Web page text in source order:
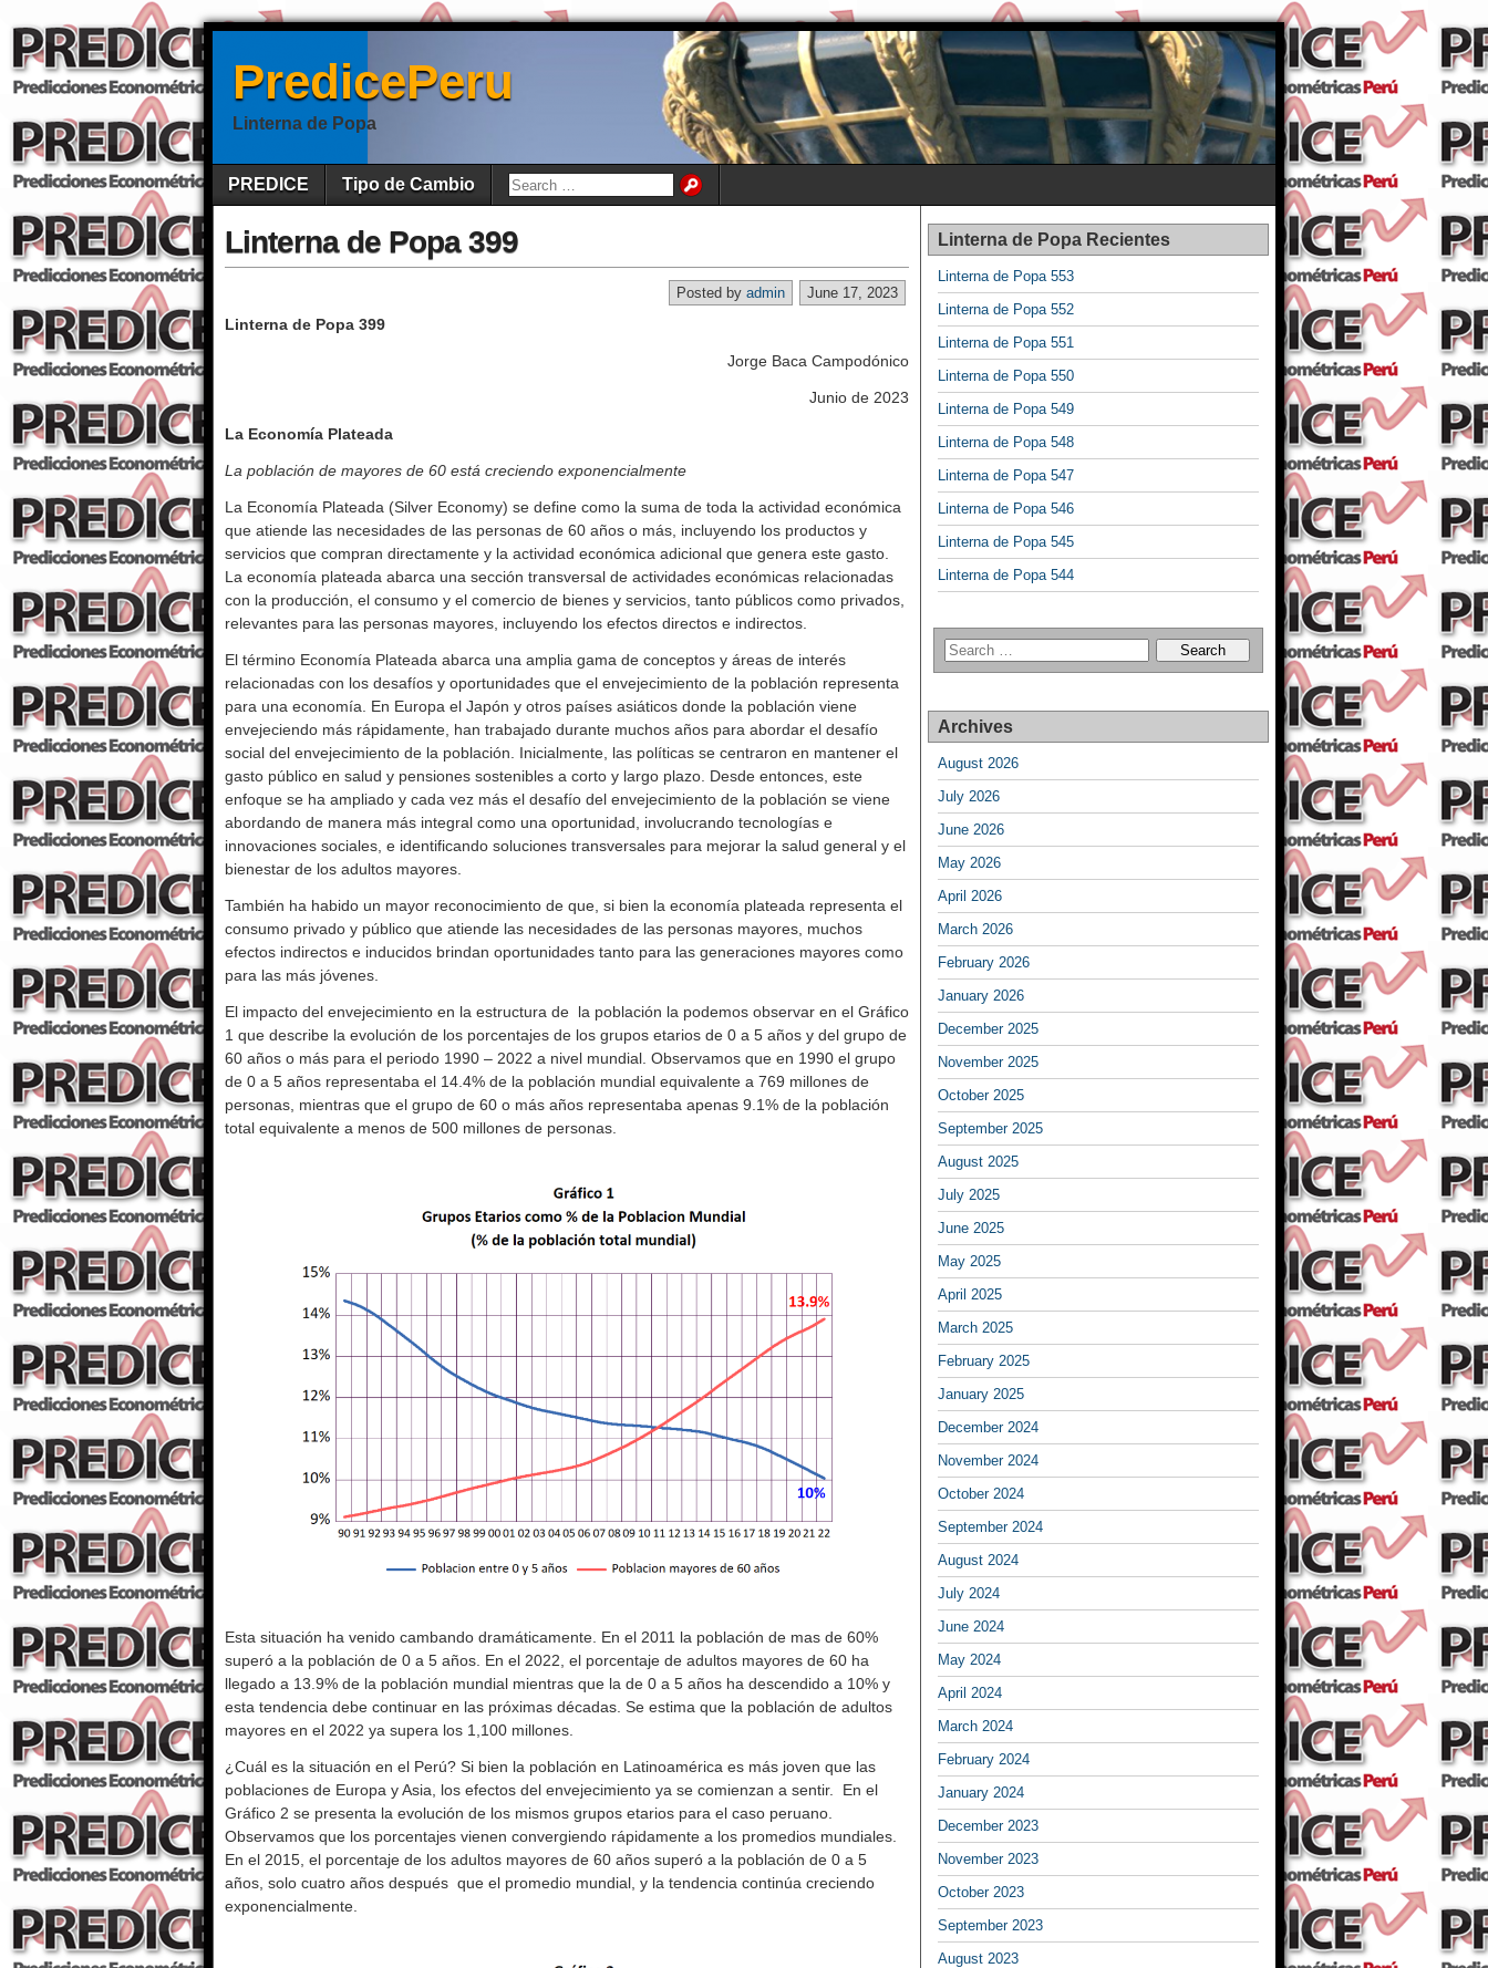
PredicePeru
Linterna de Popa
PREDICE Tipo de Cambio
Linterna de Popa 399
June 17, 2023
Posted by admin
Linterna de Popa 399
Jorge Baca Campodónico
Junio de 2023
La Economía Plateada
La población de mayores de 60 está creciendo exponencialmente
La Economía Plateada (Silver Economy) se define como la suma de toda la actividad económica
que atiende las necesidades de las personas de 60 años o más, incluyendo los productos y
servicios que compran directamente y la actividad económica adicional que genera este gasto.
La economía plateada abarca una sección transversal de actividades económicas relacionadas
con la producción, el consumo y el comercio de bienes y servicios, tanto públicos como privados,
relevantes para las personas mayores, incluyendo los efectos directos e indirectos.
El término Economía Plateada abarca una amplia gama de conceptos y áreas de interés
relacionadas con los desafíos y oportunidades que el envejecimiento de la población representa
para una economía. En Europa el Japón y otros países asiáticos donde la población viene
envejeciendo más rápidamente, han trabajado durante muchos años para abordar el desafío
social del envejecimiento de la población. Inicialmente, las políticas se centraron en mantener el
gasto público en salud y pensiones sostenibles a corto y largo plazo. Desde entonces, este
enfoque se ha ampliado y cada vez más el desafío del envejecimiento de la población se viene
abordando de manera más integral como una oportunidad, involucrando tecnologías e
innovaciones sociales, e identificando soluciones transversales para mejorar la salud general y el
bienestar de los adultos mayores.
También ha habido un mayor reconocimiento de que, si bien la economía plateada representa el
consumo privado y público que atiende las necesidades de las personas mayores, muchos
efectos indirectos e inducidos brindan oportunidades tanto para las generaciones mayores como
para las más jóvenes.
El impacto del envejecimiento en la estructura de la población la podemos observar en el Gráfico
1 que describe la evolución de los porcentajes de los grupos etarios de 0 a 5 años y del grupo de
60 años o más para el periodo 1990 – 2022 a nivel mundial. Observamos que en 1990 el grupo
de 0 a 5 años representaba el 14.4% de la población mundial equivalente a 769 millones de
personas, mientras que el grupo de 60 o más años representaba apenas 9.1% de la población
total equivalente a menos de 500 millones de personas.
Esta situación ha venido cambando dramáticamente. En el 2011 la población de mas de 60%
superó a la población de 0 a 5 años. En el 2022, el porcentaje de adultos mayores de 60 ha
llegado a 13.9% de la población mundial mientras que la de 0 a 5 años ha descendido a 10% y
esta tendencia debe continuar en las próximas décadas. Se estima que la población de adultos
mayores en el 2022 ya supera los 1,100 millones.
¿Cuál es la situación en el Perú? Si bien la población en Latinoamérica es más joven que las
poblaciones de Europa y Asia, los efectos del envejecimiento ya se comienzan a sentir. En el
Gráfico 2 se presenta la evolución de los mismos grupos etarios para el caso peruano.
Observamos que los porcentajes vienen convergiendo rápidamente a los promedios mundiales.
En el 2015, el porcentaje de los adultos mayores de 60 años superó a la población de 0 a 5
años, solo cuatro años después que el promedio mundial, y la tendencia continúa creciendo
exponencialmente.
Linterna de Popa Recientes
Linterna de Popa 553
Linterna de Popa 552
Linterna de Popa 551
Linterna de Popa 550
Linterna de Popa 549
Linterna de Popa 548
Linterna de Popa 547
Linterna de Popa 546
Linterna de Popa 545
Linterna de Popa 544
Archives
August 2026
July 2026
June 2026
May 2026
April 2026
March 2026
February 2026
January 2026
December 2025
November 2025
October 2025
September 2025
August 2025
July 2025
June 2025
May 2025
April 2025
March 2025
February 2025
January 2025
December 2024
November 2024
October 2024
September 2024
August 2024
July 2024
June 2024
May 2024
April 2024
March 2024
February 2024
January 2024
December 2023
November 2023
October 2023
September 2023
August 2023